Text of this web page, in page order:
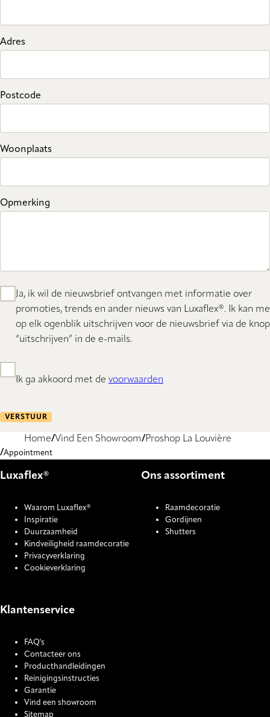
Adres
Postcode
Woonplaats
Opmerking
Ja, ik wil de nieuwsbrief ontvangen met informatie over
promoties, trends en ander nieuws van Luxaflex®. Ik kan me
op elk ogenblik uitschrijven voor de nieuwsbrief via de knop
“uitschrijven” in de e-mails.
Ik ga akkoord met de voorwaarden
VERSTUUR
Home Vind Een Showroom Proshop La Louvière
Appointment
Luxaflex®
Waarom Luxaflex®
Inspiratie
Duurzaamheid
Kindveiligheid raamdecoratie
Privacyverklaring
Cookieverklaring
Ons assortiment
Raamdecoratie
Gordijnen
Shutters
Klantenservice
FAQ's
Contacteer ons
Producthandleidingen
Reinigingsinstructies
Garantie
Vind een showroom
Sitemap